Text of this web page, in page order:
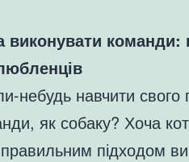
виконувати команди:
небудь навчити свого
як собаку? Хоча
підходом